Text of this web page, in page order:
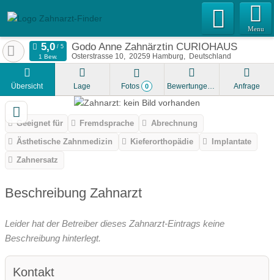
Menu
Godo Anne Zahnärztin CURIOHAUS
Osterstrasse 10 20259 Hamburg Deutschland
1 Bew.
Übersicht Lage Fotos 0 Bewertungen Anfrage
Geeignet für Fremdsprache
Abrechnung
Ästhetische Zahnmedizin
Kieferorthopädie
Implantate
Zahnersatz
Beschreibung Zahnarzt
Leider hat der Betreiber dieses Zahnarzt-Eintrags keine
Beschreibung hinterlegt.
Kontakt